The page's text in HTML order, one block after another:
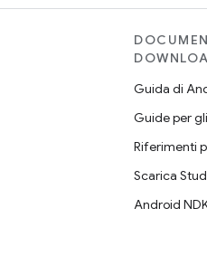
Guida di
Guide per
Riferimenti
Scarica
Android